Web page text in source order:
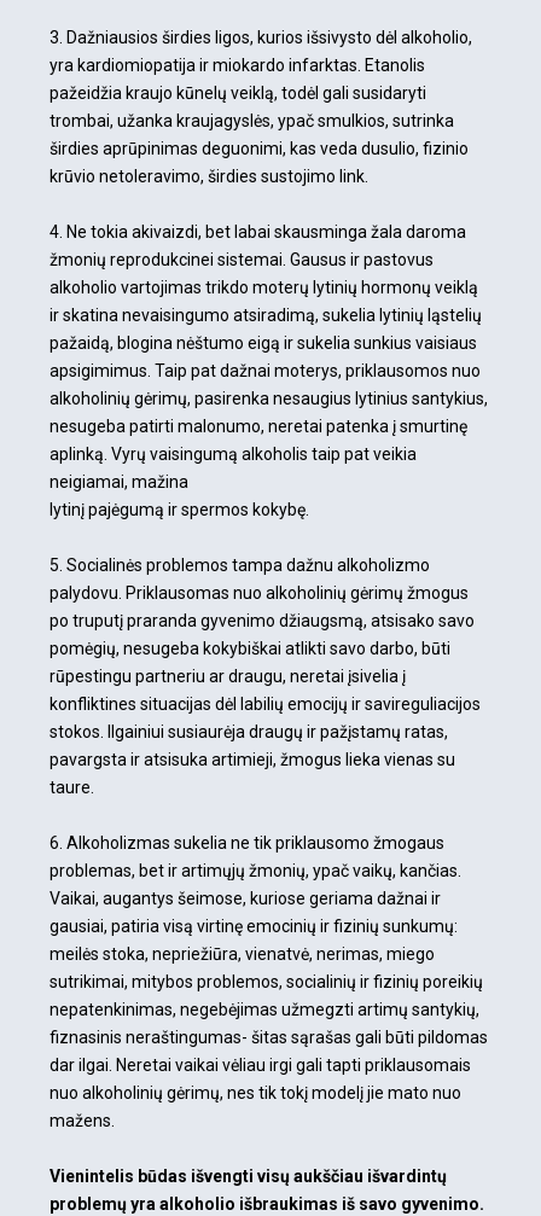
3. Dažniausios širdies ligos, kurios išsivysto dėl alkoholio,
yra kardiomiopatija ir miokardo infarktas. Etanolis
pažeidžia kraujo kūnelų veiklą, todėl gali susidaryti
trombai, užanka kraujagyslės, ypač smulkios, sutrinka
širdies aprūpinimas deguonimi, kas veda dusulio, fizinio
krūvio netoleravimo, širdies sustojimo link.
4. Ne tokia akivaizdi, bet labai skausminga žala daroma
žmonių reprodukcinei sistemai. Gausus ir pastovus
alkoholio vartojimas trikdo moterų lytinių hormonų veiklą
ir skatina nevaisingumo atsiradimą, sukelia lytinių ląstelių
pažaidą, blogina nėštumo eigą ir sukelia sunkius vaisiaus
apsigimimus. Taip pat dažnai moterys, priklausomos nuo
alkoholinių gėrimų, pasirenka nesaugius lytinius santykius,
nesugeba patirti malonumo, neretai patenka į smurtinę
aplinką. Vyrų vaisingumą alkoholis taip pat veikia
neigiamai, mažina
lytinį pajėgumą ir spermos kokybę.
5. Socialinės problemos tampa dažnu alkoholizmo
palydovu. Priklausomas nuo alkoholinių gėrimų žmogus
po truputį praranda gyvenimo džiaugsmą, atsisako savo
pomėgių, nesugeba kokybiškai atlikti savo darbo, būti
rūpestingu partneriu ar draugu, neretai įsivelia į
konfliktines situacijas dėl labilių emocijų ir savireguliacijos
stokos. Ilgainiui susiaurėja draugų ir pažįstamų ratas,
pavargsta ir atsisuka artimieji, žmogus lieka vienas su
taure.
6. Alkoholizmas sukelia ne tik priklausomo žmogaus
problemas, bet ir artimųjų žmonių, ypač vaikų, kančias.
Vaikai, augantys šeimose, kuriose geriama dažnai ir
gausiai, patiria visą virtinę emocinių ir fizinių sunkumų:
meilės stoka, nepriežiūra, vienatvė, nerimas, miego
sutrikimai, mitybos problemos, socialinių ir fizinių poreikių
nepatenkinimas, negebėjimas užmegzti artimų santykių,
fiznasinis neraštingumas- šitas sąrašas gali būti pildomas
dar ilgai. Neretai vaikai vėliau irgi gali tapti priklausomais
nuo alkoholinių gėrimų, nes tik tokį modelį jie mato nuo
mažens.
Vienintelis būdas išvengti visų aukščiau išvardintų
problemų yra alkoholio išbraukimas iš savo gyvenimo.